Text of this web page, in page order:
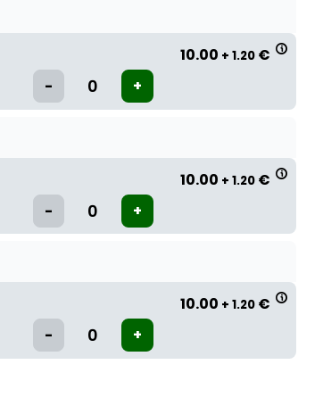
10.00 + 1.20 €
10.00 + 1.20 €
10.00 + 1.20 €